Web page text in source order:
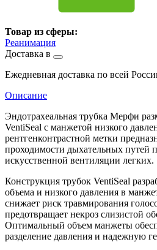
Товар из сферы:
Реанимация
Доставка в
Ежедневная доставка по всей
Описание
Эндотрахеальная трубка Мерфи
VentiSeal с манжетой низкого
рентгенконтрастной метки
проходимости дыхательных путей
искусственной вентиляции легких.
Конструкция трубок VentiSeal
объема и низкого давления в
снижает риск травмирования
предотвращает некроз слизистой
Оптимальный объем манжеты
разделение давления и надежную